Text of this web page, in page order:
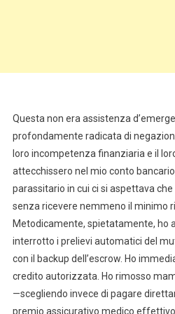
Questa non era assistenza
profondamente radicata di
loro incompetenza finanziaria e il
attecchissero nel mio conto
parassitario in cui ci si aspettava
senza ricevere nemmeno il minimo
Metodicamente, spietatamente, ho
interrotto i prelievi automatici del
con il backup dell’escrow. Ho
credito autorizzata. Ho rimosso
—scegliendo invece di pagare
premio assicurativo medico